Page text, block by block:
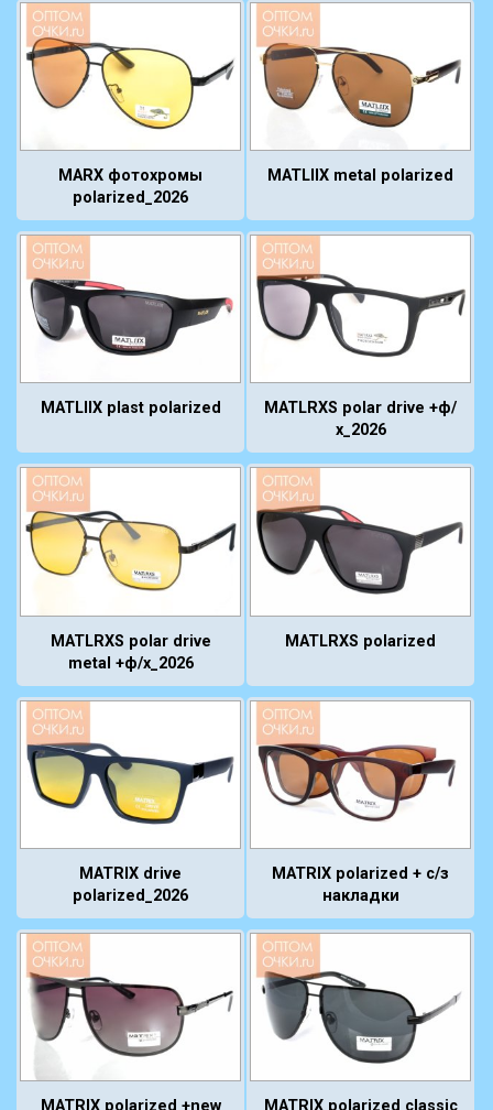
MARX фотохромы
polarized_2026
MATLIIX metal polarized
MATLIIX plast polarized
MATLRXS polar drive +ф/
х_2026
MATLRXS polar drive
metal +ф/х_2026
MATLRXS polarized
MATRIX drive
polarized_2026
MATRIX polarized + с/з
накладки
MATRIX polarized classic